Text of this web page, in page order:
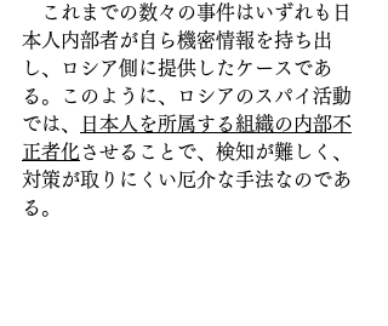
これまでの数々の事件はいずれも日
本人内部者が自ら機密情報を持ち出
し、ロシア側に提供したケースであ
る。このように、ロシアのスパイ活動
では、
日本人を所属する組織の内部不
正者化させることで、検知が難しく、
対策が取りにくい厄介な手法なのであ
る。